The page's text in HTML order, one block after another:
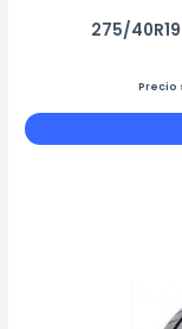
275/40R19
Precio